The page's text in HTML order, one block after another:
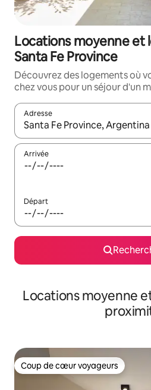
Locations moyenne et
Santa Fe Province
Découvrez des logements où
chez vous pour un séjour d'un
Adresse
Lorsque les résultats s'affichent,
Arrivée
Départ
Locations moyenne
Coup de cœur voyageurs
Coup de cœur voyageurs